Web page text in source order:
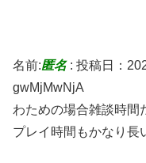
名前:匿名: 投稿日：
gwMjMwNjA
わための場合雑談時間
プレイ時間もかなり長